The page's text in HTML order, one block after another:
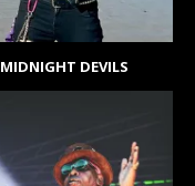
MIDNIGHT DEVILS